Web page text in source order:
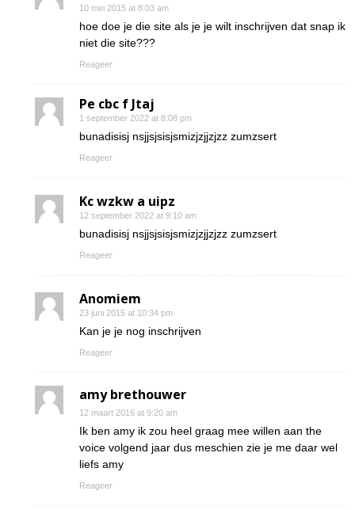
10 mei 2015 at 8:03 am
hoe doe je die site als je je wilt inschrijven dat snap ik
niet die site???
Reageer
Pe cbc f Jtaj
1 september 2022 at 8:08 pm
bunadisisj nsjjsjsisjsmizjzjjzjzz zumzsert
Reageer
Kc wzkw a uipz
12 september 2022 at 9:10 am
bunadisisj nsjjsjsisjsmizjzjjzjzz zumzsert
Reageer
Anomiem
23 juni 2015 at 10:34 pm
Kan je je nog inschrijven
Reageer
amy brethouwer
12 maart 2016 at 9:20 am
Ik ben amy ik zou heel graag mee willen aan the
voice volgend jaar dus meschien zie je me daar wel
liefs amy
Reageer